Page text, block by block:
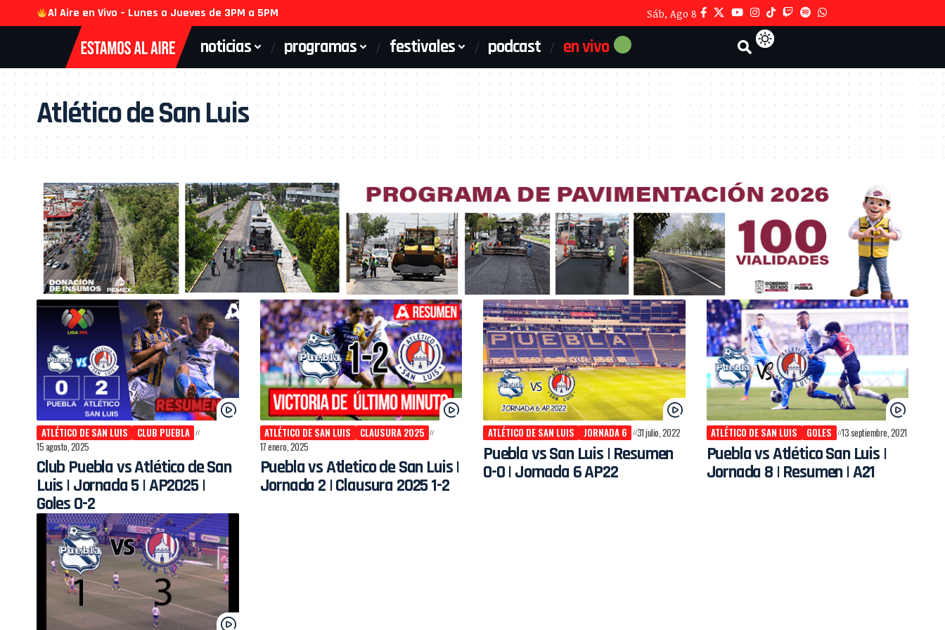
Al Aire en Vivo – Lunes a Jueves de 3PM a 5PM Sáb, Ago 8
noticias programas festivales podcast en vivo
Atlético de San Luis
ATLÉTICO DE SAN LUIS
CLUB PUEBLA
15 agosto, 2025
Club Puebla vs Atlético de San
Luis | Jornada 5 | AP2025 |
Goles 0-2
ATLÉTICO DE SAN LUIS
CLAUSURA 2025
17 enero, 2025
Puebla vs Atletico de San Luis |
Jornada 2 | Clausura 2025 1-2
ATLÉTICO DE SAN LUIS JORNADA 6 31 julio, 2022
Puebla vs San Luis | Resumen
0-0 | Jornada 6 AP22
ATLÉTICO DE SAN LUIS GOLES 13 septiembre, 2021
Puebla vs Atlético San Luis |
Jornada 8 | Resumen | A21